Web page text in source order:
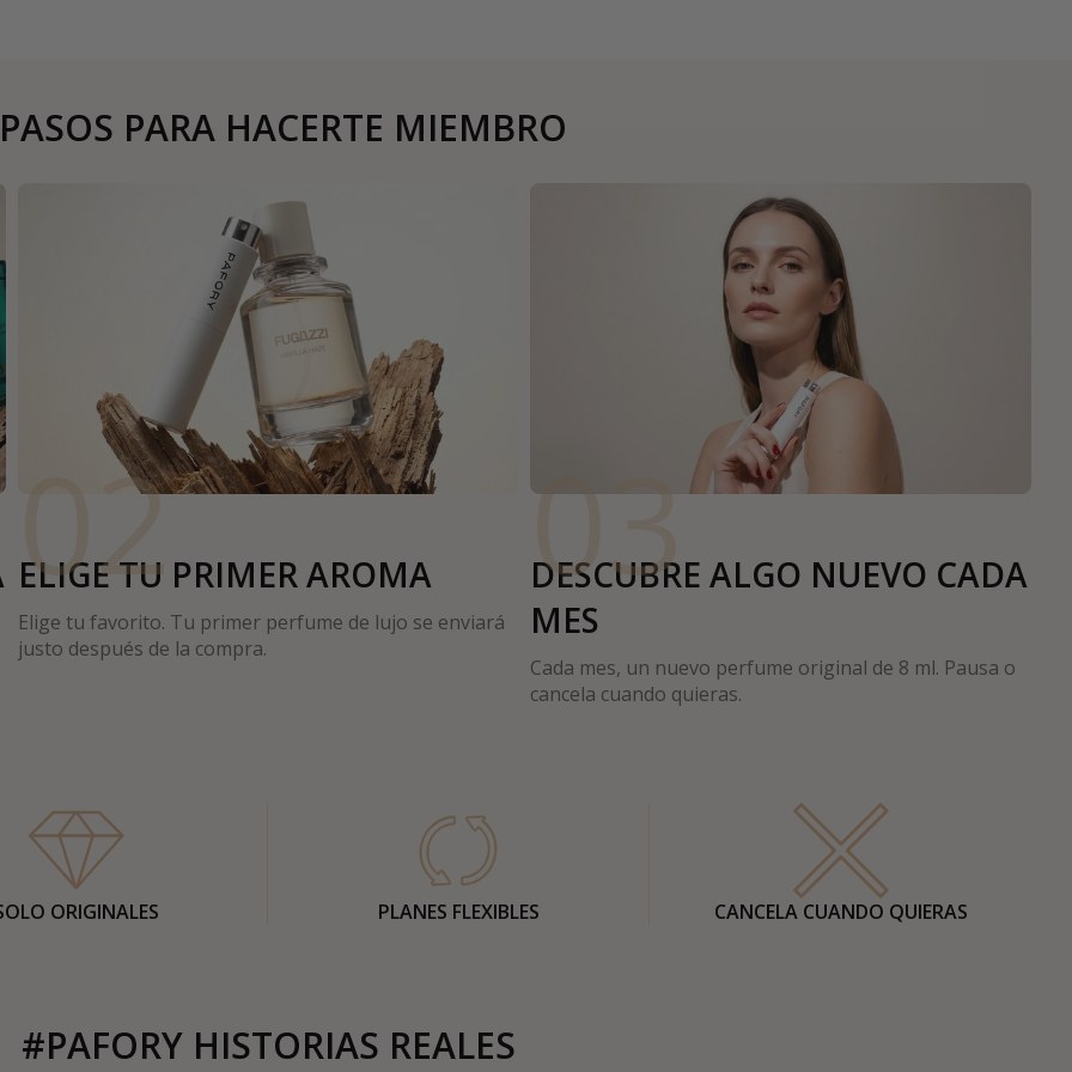
PARA HACERTE MIEMBRO
02
ELIGE TU PRIMER AROMA
Elige tu favorito. Tu primer perfume de lujo se enviará
justo después de la compra.
03
DESCUBRE ALGO NUEVO CADA
MES
Cada mes, un nuevo perfume original de 8 ml. Pausa o
cancela cuando quieras.
ORIGINALES PLANES FLEXIBLES CANCELA CUANDO QUIERAS
#PAFORY HISTORIAS REALES